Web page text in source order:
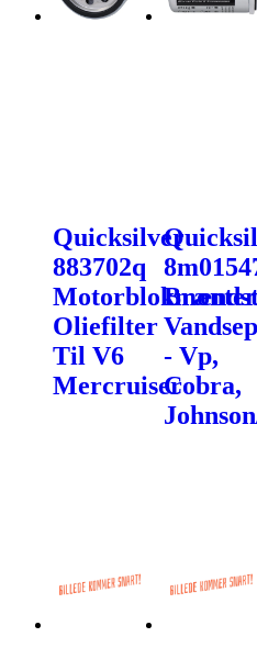
Quicksilver
883702q
Oliefilter
Til V6
Mercruiser
- Vp,
Cobra,